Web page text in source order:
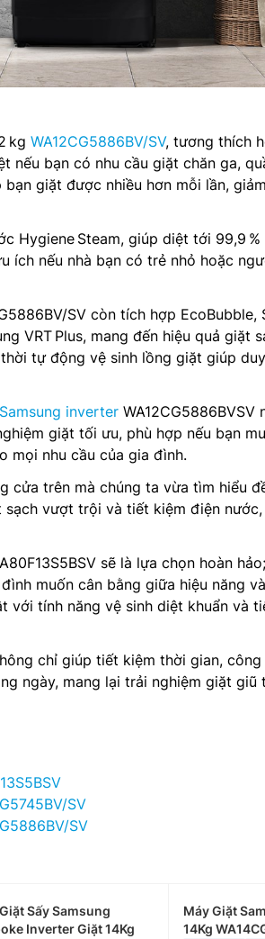
kg WA12CG5886BV/SV, tương thích
nếu bạn có nhu cầu giặt chăn ga,
giặt được nhiều hơn mỗi lần,
Hygiene Steam, giúp diệt tới 99,9 %
ích nếu nhà bạn có trẻ nhỏ hoặc
SV còn tích hợp EcoBubble,
VRT Plus, mang đến hiệu quả giặt
tự động vệ sinh lồng giặt giúp
inverter WA12CG5886BVSV
giặt tối ưu, phù hợp nếu bạn
mọi nhu cầu của gia đình.
cửa trên mà chúng ta vừa tìm hiểu
sạch vượt trội và tiết kiệm điện
sẽ là lựa chọn hoàn
muốn cân bằng giữa hiệu năng
với tính năng vệ sinh diệt khuẩn và
chỉ giúp tiết kiệm thời gian, công
ngày, mang lại trải nghiệm giặt giũ
SV
SV
Sấy Samsung
Inverter Giặt 14Kg
Máy Giặt
14Kg